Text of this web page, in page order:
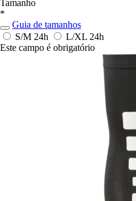
Tamanho
*
Guia de tamanhos
S/M 24h L/XL 24h
Este campo é obrigatório